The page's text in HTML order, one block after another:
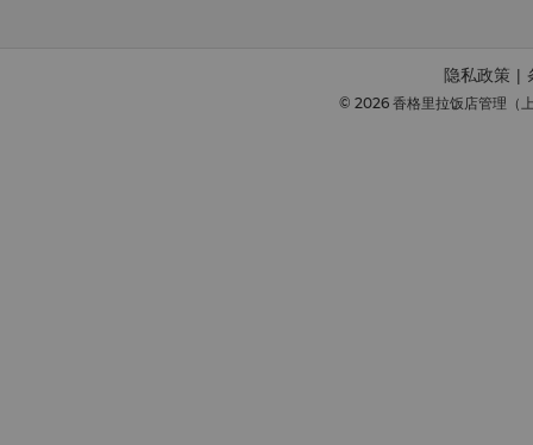
隐私政策
© 2026 香格里拉饭店管理（